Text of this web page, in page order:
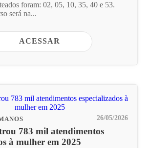
foram: 02, 05, 10, 35, 40 e 53.
será na...
ACESSAR
26/05/2026
783 mil atendimentos
à mulher em 2025